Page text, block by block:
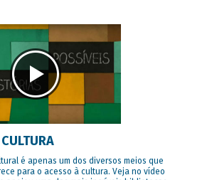
é apenas um dos diversos meios que
para o acesso à cultura. Veja no vídeo